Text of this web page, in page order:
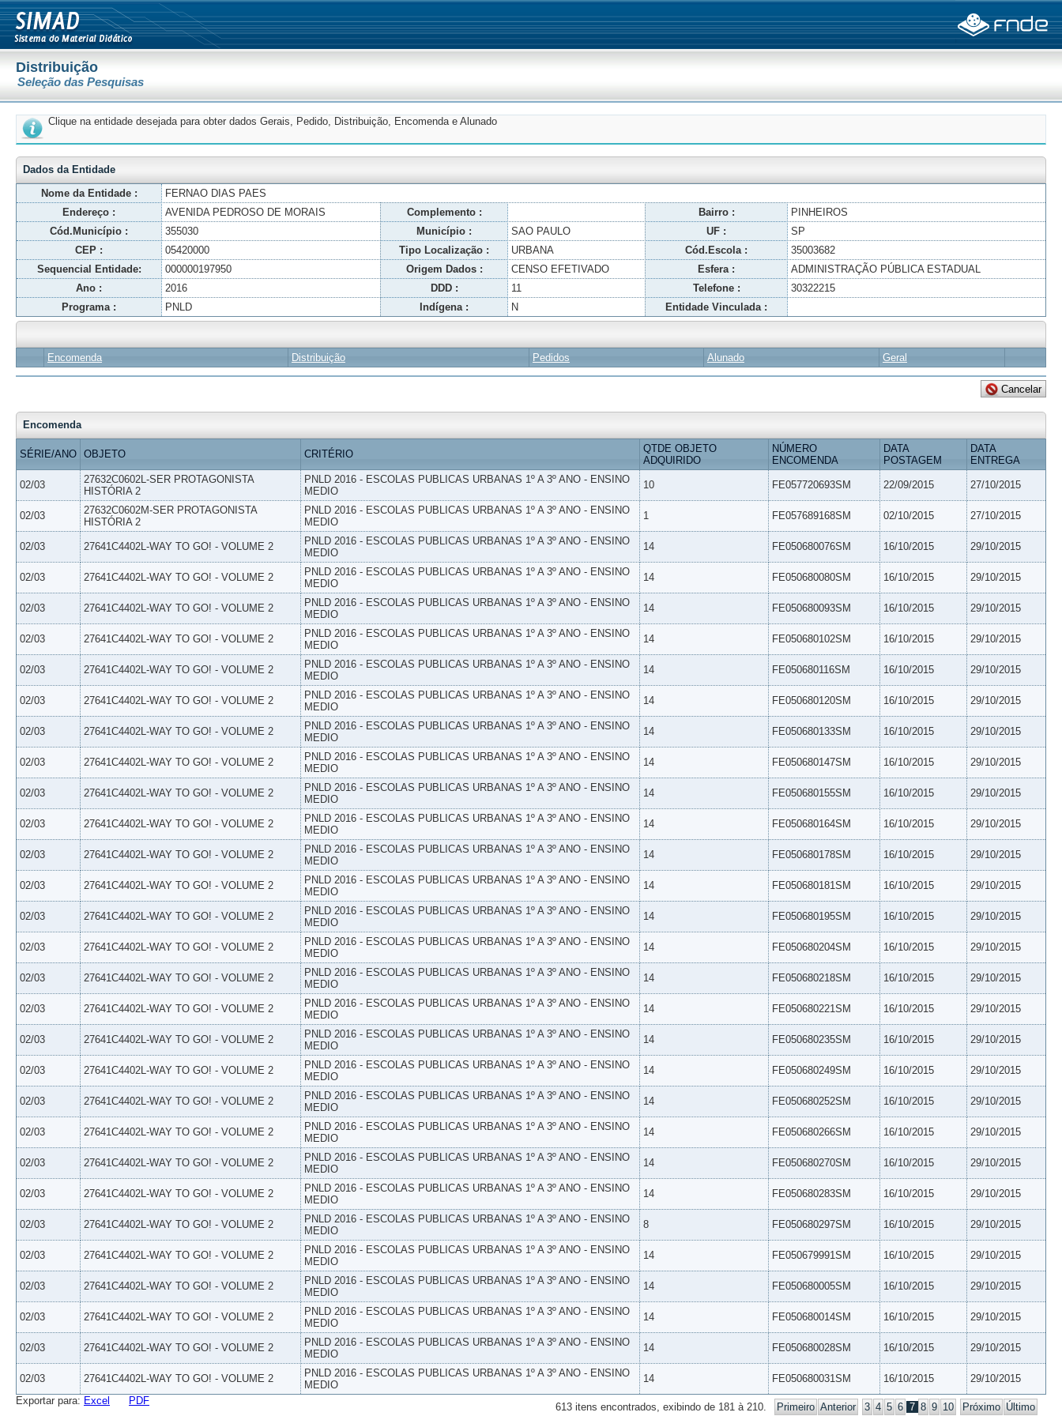
Distribuição
Seleção das Pesquisas
Clique na entidade desejada para obter dados Gerais, Pedido, Distribuição, Encomenda e Alunado
Dados da Entidade
Nome da Entidade :
FERNAO DIAS PAES
Endereço :
AVENIDA PEDROSO DE MORAIS Complemento : Bairro :
PINHEIROS
Cód.Município :
355030 Município : SAO PAULO UF :
SP
CEP :
05420000 Tipo Localização : URBANA Cód.Escola :
35003682
Sequencial Entidade:
000000197950 Origem Dados : CENSO EFETIVADO Esfera :
ADMINISTRAÇÃO PÚBLICA ESTADUAL
Ano :
2016 DDD : 11 Telefone :
30322215
Programa :
PNLD Indígena : N Entidade Vinculada :
Encomenda Distribuição Pedidos Alunado Geral
Encomenda
SÉRIE/ANO OBJETO CRITÉRIO
QTDE OBJETO
ADQUIRIDO
NÚMERO
ENCOMENDA
DATA
POSTAGEM
DATA
ENTREGA
02/03
27632C0602L-SER PROTAGONISTA
HISTÓRIA 2
PNLD 2016 - ESCOLAS PUBLICAS URBANAS 1º A 3º ANO - ENSINO
MEDIO
10 FE057720693SM 22/09/2015 27/10/2015
02/03
27632C0602M-SER PROTAGONISTA
HISTÓRIA 2
PNLD 2016 - ESCOLAS PUBLICAS URBANAS 1º A 3º ANO - ENSINO
MEDIO
1 FE057689168SM 02/10/2015 27/10/2015
02/03 27641C4402L-WAY TO GO! - VOLUME 2
PNLD 2016 - ESCOLAS PUBLICAS URBANAS 1º A 3º ANO - ENSINO
MEDIO
14 FE050680076SM 16/10/2015 29/10/2015
02/03 27641C4402L-WAY TO GO! - VOLUME 2
PNLD 2016 - ESCOLAS PUBLICAS URBANAS 1º A 3º ANO - ENSINO
MEDIO
14 FE050680080SM 16/10/2015 29/10/2015
02/03 27641C4402L-WAY TO GO! - VOLUME 2
PNLD 2016 - ESCOLAS PUBLICAS URBANAS 1º A 3º ANO - ENSINO
MEDIO
14 FE050680093SM 16/10/2015 29/10/2015
02/03 27641C4402L-WAY TO GO! - VOLUME 2
PNLD 2016 - ESCOLAS PUBLICAS URBANAS 1º A 3º ANO - ENSINO
MEDIO
14 FE050680102SM 16/10/2015 29/10/2015
02/03 27641C4402L-WAY TO GO! - VOLUME 2
PNLD 2016 - ESCOLAS PUBLICAS URBANAS 1º A 3º ANO - ENSINO
MEDIO
14 FE050680116SM 16/10/2015 29/10/2015
02/03 27641C4402L-WAY TO GO! - VOLUME 2
PNLD 2016 - ESCOLAS PUBLICAS URBANAS 1º A 3º ANO - ENSINO
MEDIO
14 FE050680120SM 16/10/2015 29/10/2015
02/03 27641C4402L-WAY TO GO! - VOLUME 2
PNLD 2016 - ESCOLAS PUBLICAS URBANAS 1º A 3º ANO - ENSINO
MEDIO
14 FE050680133SM 16/10/2015 29/10/2015
02/03 27641C4402L-WAY TO GO! - VOLUME 2
PNLD 2016 - ESCOLAS PUBLICAS URBANAS 1º A 3º ANO - ENSINO
MEDIO
14 FE050680147SM 16/10/2015 29/10/2015
02/03 27641C4402L-WAY TO GO! - VOLUME 2
PNLD 2016 - ESCOLAS PUBLICAS URBANAS 1º A 3º ANO - ENSINO
MEDIO
14 FE050680155SM 16/10/2015 29/10/2015
02/03 27641C4402L-WAY TO GO! - VOLUME 2
PNLD 2016 - ESCOLAS PUBLICAS URBANAS 1º A 3º ANO - ENSINO
MEDIO
14 FE050680164SM 16/10/2015 29/10/2015
02/03 27641C4402L-WAY TO GO! - VOLUME 2
PNLD 2016 - ESCOLAS PUBLICAS URBANAS 1º A 3º ANO - ENSINO
MEDIO
14 FE050680178SM 16/10/2015 29/10/2015
02/03 27641C4402L-WAY TO GO! - VOLUME 2
PNLD 2016 - ESCOLAS PUBLICAS URBANAS 1º A 3º ANO - ENSINO
MEDIO
14 FE050680181SM 16/10/2015 29/10/2015
02/03 27641C4402L-WAY TO GO! - VOLUME 2
PNLD 2016 - ESCOLAS PUBLICAS URBANAS 1º A 3º ANO - ENSINO
MEDIO
14 FE050680195SM 16/10/2015 29/10/2015
02/03 27641C4402L-WAY TO GO! - VOLUME 2
PNLD 2016 - ESCOLAS PUBLICAS URBANAS 1º A 3º ANO - ENSINO
MEDIO
14 FE050680204SM 16/10/2015 29/10/2015
02/03 27641C4402L-WAY TO GO! - VOLUME 2
PNLD 2016 - ESCOLAS PUBLICAS URBANAS 1º A 3º ANO - ENSINO
MEDIO
14 FE050680218SM 16/10/2015 29/10/2015
02/03 27641C4402L-WAY TO GO! - VOLUME 2
PNLD 2016 - ESCOLAS PUBLICAS URBANAS 1º A 3º ANO - ENSINO
MEDIO
14 FE050680221SM 16/10/2015 29/10/2015
02/03 27641C4402L-WAY TO GO! - VOLUME 2
PNLD 2016 - ESCOLAS PUBLICAS URBANAS 1º A 3º ANO - ENSINO
MEDIO
14 FE050680235SM 16/10/2015 29/10/2015
02/03 27641C4402L-WAY TO GO! - VOLUME 2
PNLD 2016 - ESCOLAS PUBLICAS URBANAS 1º A 3º ANO - ENSINO
MEDIO
14 FE050680249SM 16/10/2015 29/10/2015
02/03 27641C4402L-WAY TO GO! - VOLUME 2
PNLD 2016 - ESCOLAS PUBLICAS URBANAS 1º A 3º ANO - ENSINO
MEDIO
14 FE050680252SM 16/10/2015 29/10/2015
02/03 27641C4402L-WAY TO GO! - VOLUME 2
PNLD 2016 - ESCOLAS PUBLICAS URBANAS 1º A 3º ANO - ENSINO
MEDIO
14 FE050680266SM 16/10/2015 29/10/2015
02/03 27641C4402L-WAY TO GO! - VOLUME 2
PNLD 2016 - ESCOLAS PUBLICAS URBANAS 1º A 3º ANO - ENSINO
MEDIO
14 FE050680270SM 16/10/2015 29/10/2015
02/03 27641C4402L-WAY TO GO! - VOLUME 2
PNLD 2016 - ESCOLAS PUBLICAS URBANAS 1º A 3º ANO - ENSINO
MEDIO
14 FE050680283SM 16/10/2015 29/10/2015
02/03 27641C4402L-WAY TO GO! - VOLUME 2
PNLD 2016 - ESCOLAS PUBLICAS URBANAS 1º A 3º ANO - ENSINO
MEDIO
8 FE050680297SM 16/10/2015 29/10/2015
02/03 27641C4402L-WAY TO GO! - VOLUME 2
PNLD 2016 - ESCOLAS PUBLICAS URBANAS 1º A 3º ANO - ENSINO
MEDIO
14 FE050679991SM 16/10/2015 29/10/2015
02/03 27641C4402L-WAY TO GO! - VOLUME 2
PNLD 2016 - ESCOLAS PUBLICAS URBANAS 1º A 3º ANO - ENSINO
MEDIO
14 FE050680005SM 16/10/2015 29/10/2015
02/03 27641C4402L-WAY TO GO! - VOLUME 2
PNLD 2016 - ESCOLAS PUBLICAS URBANAS 1º A 3º ANO - ENSINO
MEDIO
14 FE050680014SM 16/10/2015 29/10/2015
02/03 27641C4402L-WAY TO GO! - VOLUME 2
PNLD 2016 - ESCOLAS PUBLICAS URBANAS 1º A 3º ANO - ENSINO
MEDIO
14 FE050680028SM 16/10/2015 29/10/2015
02/03 27641C4402L-WAY TO GO! - VOLUME 2
PNLD 2016 - ESCOLAS PUBLICAS URBANAS 1º A 3º ANO - ENSINO
MEDIO
14 FE050680031SM 16/10/2015 29/10/2015
613 itens encontrados, exibindo de 181 à 210. Primeiro Anterior 3 4 5 6 7 8 9 10 Próximo Último
Exportar para: Excel PDF